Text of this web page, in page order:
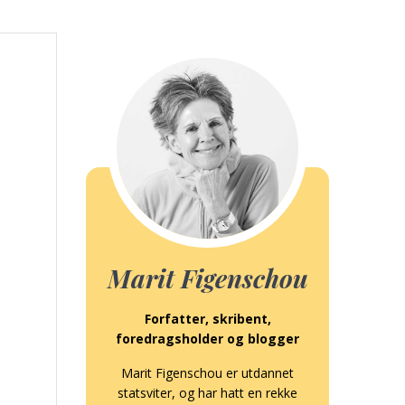
Marit Figenschou
Forfatter, skribent,
foredragsholder og blogger
Marit Figenschou er utdannet
statsviter, og har hatt en rekke